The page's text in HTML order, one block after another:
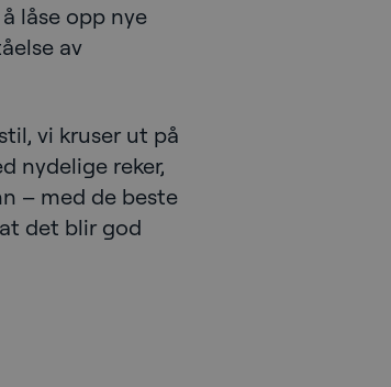
låse opp nye
av
vi kruser ut på
nydelige reker,
– med de beste
det blir god